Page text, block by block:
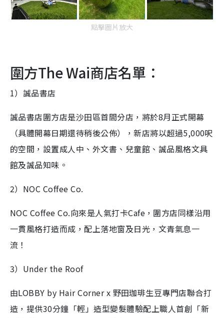
點擊圖片放大
圍方The Wai商店名單：
1）誠品書店
誠品書店圍方店是沙田區首間分店，將於8月正式開幕
（具體開幕日期還待稍後公佈），新店將以超過5,000呎
的空間，設置成人中、外文書、兒童館、誠品風格文具
館及誠品知味。
2）NOC Coffee Co.
NOC Coffee Co.向來是人氣打卡Cafe，圍方店同樣沿用
一貫風格打造而成，配上落地窗及日光，文青氣息一
流！
3）Under the Roof
由LOBBY by Hair Corner x 野田珈琲生豆專門店聯合打
造，提供30分鐘「輕」造型變髮體驗配上職人首創「新